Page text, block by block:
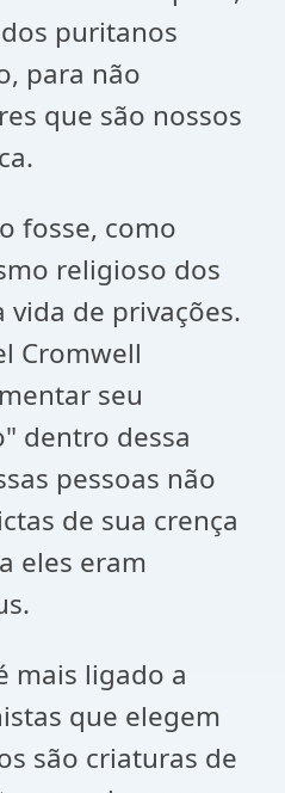
puritanos
para não
que são nossos
fosse, como
religioso dos
de privações.
Cromwell
seu
dentro dessa
pessoas não
de sua crença
eles eram
mais ligado a
que elegem
são criaturas de